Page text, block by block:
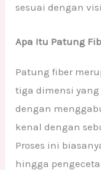
sesuai dengan
Apa Itu Patung
Patung fiber
tiga dimensi
dengan
kenal dengan
Proses ini
hingga